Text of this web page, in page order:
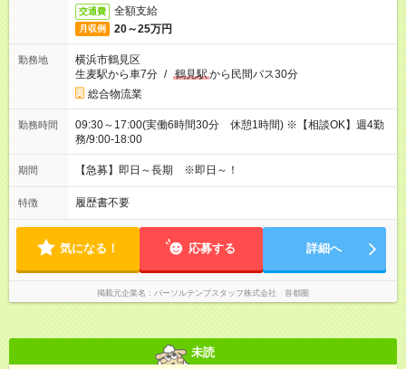
交通費 全額支給
月収例 20～25万円
勤務地
横浜市鶴見区
生麦駅から車7分 / 鶴見駅から民間バス30分
総合物流業
勤務時間
09:30～17:00(実働6時間30分 休憩1時間) ※【相談OK】週4勤
務/9:00‐18:00
期間 【急募】即日～長期 ※即日～！
特徴 履歴書不要
気になる！ 応募する 詳細へ
掲載元企業名 パーソルテンプスタッフ株式会社 首都圏
未読